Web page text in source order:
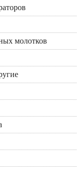
молотков